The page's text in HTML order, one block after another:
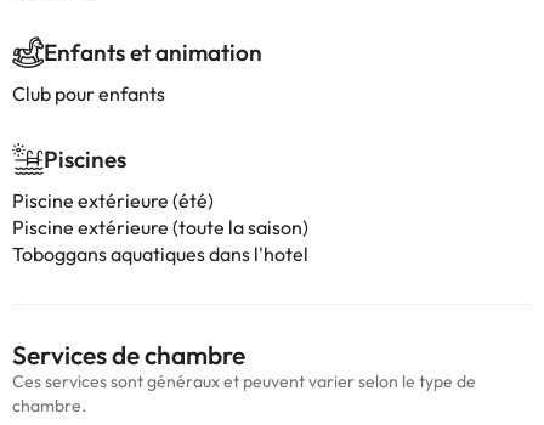
Enfants et animation
Club pour enfants
Piscines
Piscine extérieure (été)
Piscine extérieure (toute la saison)
Toboggans aquatiques dans l'hotel
Services de chambre
Ces services sont généraux et peuvent varier selon le type de
chambre.